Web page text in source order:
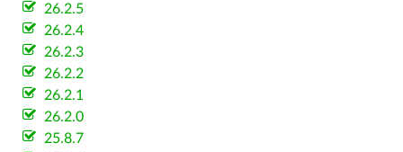
26.2.5
26.2.4
26.2.3
26.2.2
26.2.1
26.2.0
25.8.7